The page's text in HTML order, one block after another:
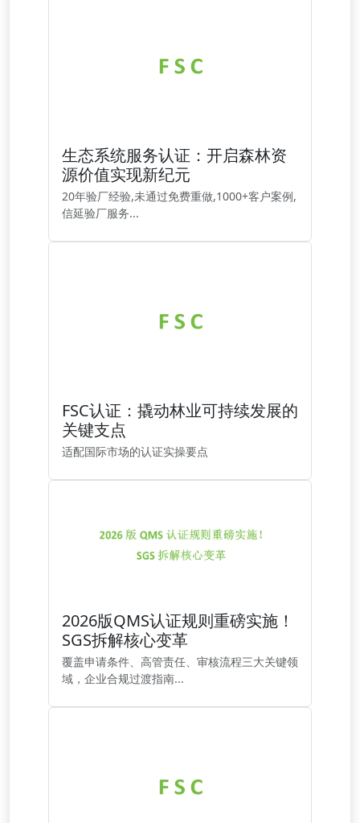
生态系统服务认证：开启森林资
源价值实现新纪元
20年验厂经验,未通过免费重做,1000+客户案例,
信延验厂服务...
FSC认证：撬动林业可持续发展的
关键支点
适配国际市场的认证实操要点
2026版QMS认证规则重磅实施！
SGS拆解核心变革
覆盖申请条件、高管责任、审核流程三大关键领
域，企业合规过渡指南...